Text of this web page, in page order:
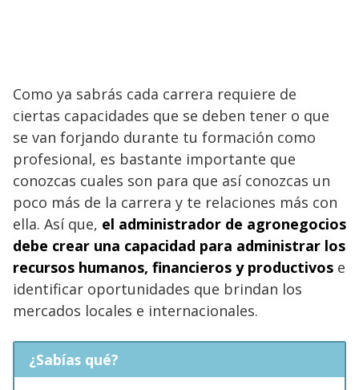
Como ya sabrás cada carrera requiere de
ciertas capacidades que se deben tener o que
se van forjando durante tu formación como
profesional, es bastante importante que
conozcas cuales son para que así conozcas un
poco más de la carrera y te relaciones más con
ella. Así que, el administrador de agronegocios
debe crear una capacidad para administrar los
recursos humanos, financieros y productivos e
identificar oportunidades que brindan los
mercados locales e internacionales.
¿Sabías qué?